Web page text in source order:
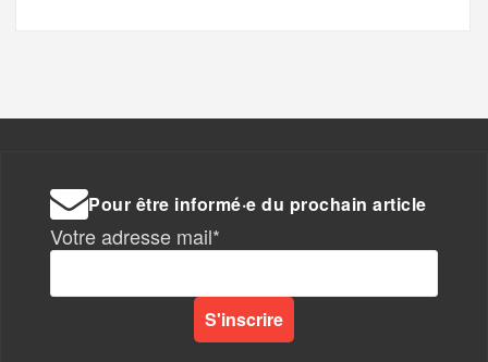
Pour être informé·e du prochain article
Votre adresse mail*